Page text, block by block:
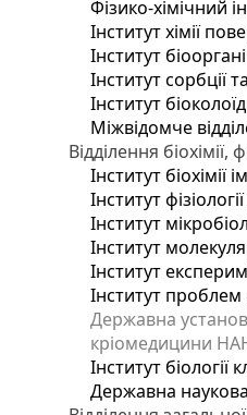
Фізико-хімічний
Інститут хімії
Інститут
Інститут сорбції
Інститут
Міжвідомче
Відділення біохімії,
Інститут біохімії
Інститут
Інститут
Інститут
Інститут
Інститут проблем
Державна
кріомедицини
Інститут біології
Державна